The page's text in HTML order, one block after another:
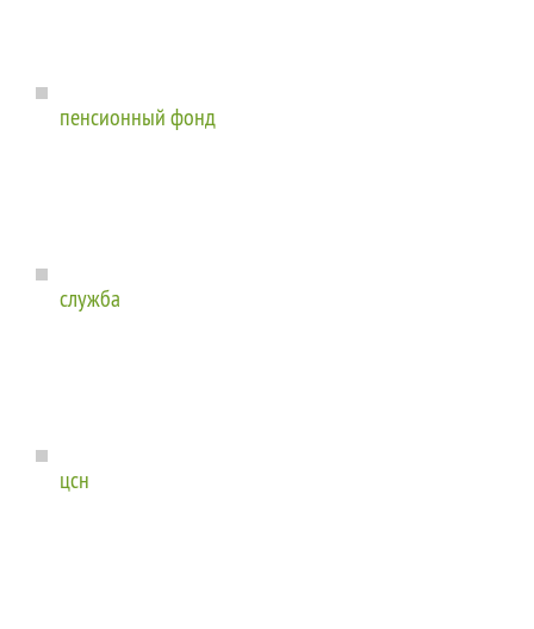
пенсионный фонд
служба
цсн